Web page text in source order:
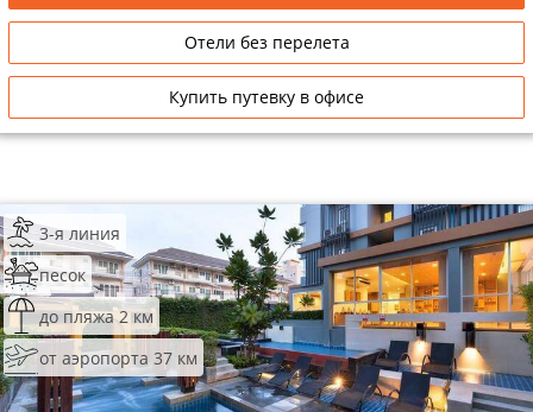
Отели без перелета
Купить путевку в офисе
3-я линия
песок
до пляжа 2 км
от аэропорта 37 км